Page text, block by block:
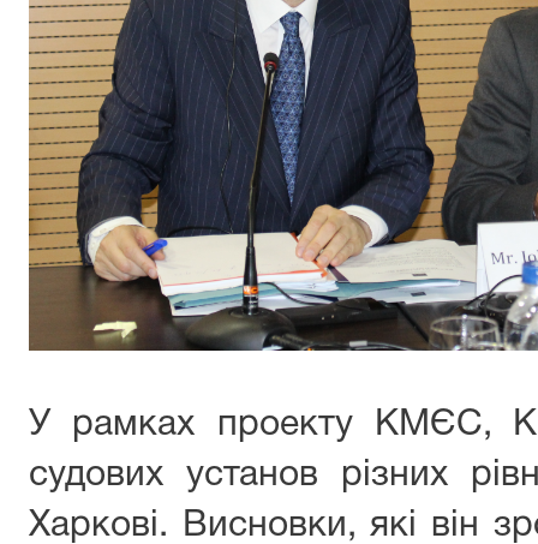
У рамках проекту КМЄС,
судових установ різних
Харкові. Висновки, які він